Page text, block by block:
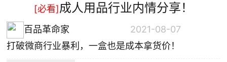
[必看]成人用品行业内情分享！
百品革命家 2021-08-07
打破微商行业暴利，一盒也是成本拿货价！